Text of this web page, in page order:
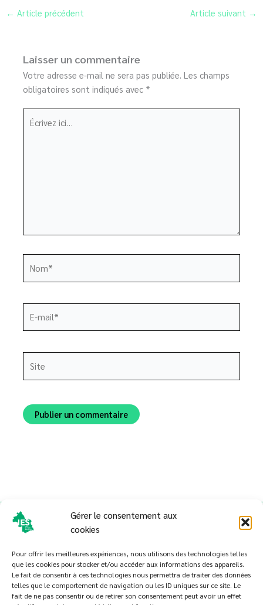
Gérer le consentement aux
cookies
Pour offrir les meilleures expériences, nous utilisons des technologies telles
que les cookies pour stocker et/ou accéder aux informations des appareils.
Le fait de consentir à ces technologies nous permettra de traiter des données
telles que le comportement de navigation ou les ID uniques sur ce site. Le
fait de ne pas consentir ou de retirer son consentement peut avoir un effet
← Article précédent Article suivant →
Laisser un commentaire
Votre adresse e-mail ne sera pas publiée. Les champs
obligatoires sont indiqués avec *
ici…
mail*
Politique de cookies (UE)